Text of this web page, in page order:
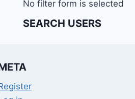
No filter form is selected
SEARCH USERS